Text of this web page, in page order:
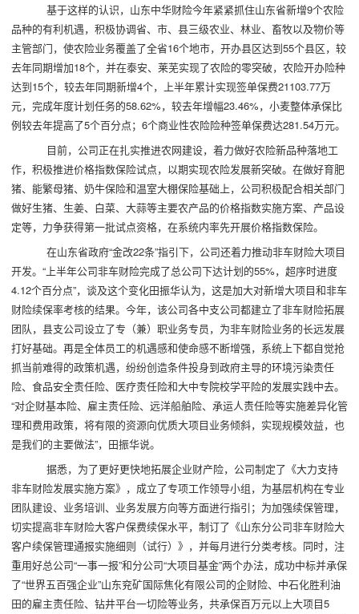
基于这样的认识，山东中华财险今年紧紧抓住山东省新增9个农险
品种的有利机遇，积极协调省、市、县三级农业、林业、畜牧以及物价等
主管部门，使农险业务覆盖了全省16个地市，开办县区达到55个县区，较
去年同期增加18个，并在泰安、莱芜实现了农险的零突破，农险开办险种
达到15个，较去年同期新增4个，上半年累计实现签单保费21103.77万
元，完成年度计划任务的58.62%，较去年增幅23.46%，小麦整体承保比
例较去年提高了5个百分点；6个商业性农险险种签单保费达281.54万元。
目前，公司正在扎实推进农网建设，着力做好农险新品种落地工
作，积极推进价格指数保险试点，以期实现农险发展新突破。在做好育肥
猪、能繁母猪、奶牛保险和温室大棚保险基础上，公司积极配合相关部门
做好生猪、生姜、白菜、大蒜等主要农产品的价格指数实施方案、产品设
定等，力争获得第一批试点资格，在系统内率先开展价格指数保险。
在山东省政府“金改22条”指引下，公司还着力推动非车财险大项目
开发。“上半年公司非车财险完成了总公司下达计划的55%，超序时进度
4.12个百分点”，谈及这个变化田振华认为，这是加大对新增大项目和非车
财险续保率考核的结果。今年，该公司各中支公司都建立了非车财险拓展
团队，县支公司设立了专（兼）职业务专员，为非车财险业务的长远发展
打好基础。再是全体员工的机遇感和使命感不断增强，系统上下都自觉抢
抓当前难得的政策机遇，纷纷创造条件投身到政府主导的环境污染责任
险、食品安全责任险、医疗责任险和大中专院校学平险的发展实践中去。
“对企财基本险、雇主责任险、远洋船舶险、承运人责任险等实施差异化管
理和费用政策，将有限的资源向优质大项目业务倾斜，实现规模效益，也
是我们的主要做法”，田振华说。
据悉，为了更好更快地拓展企业财产险，公司制定了《大力支持
非车财险发展实施方案》，成立了专项工作领导小组，为基层机构在专业
团队建设、业务培训、业务发展方向等方面进行指引；为加强续保管理，
切实提高非车财险大客户保费续保水平，制订了《山东分公司非车财险大
客户续保管理通报实施细则（试行）》，并每月进行分类考核。同时，注
重用好总公司“一事一报”和分公司“大项目基金”两个办法，成功中标并承保
了“世界五百强企业”山东兖矿国际焦化有限公司的企财险、中石化胜利油
田的雇主责任险、钻井平台一切险等业务，共承保百万元以上大项目5